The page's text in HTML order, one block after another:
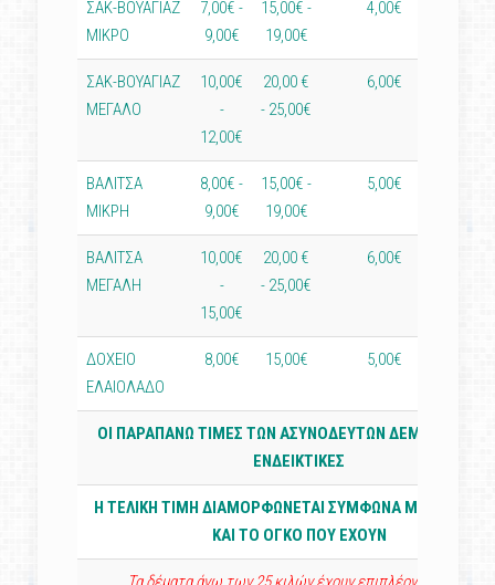
ΣΑΚ-ΒΟΥΑΓΙΑΖ
ΜΙΚΡΟ
7,00€ -
9,00€
15,00€ -
19,00€
4,00€
ΣΑΚ-ΒΟΥΑΓΙΑΖ
ΜΕΓΑΛΟ
10,00€
-
12,00€
20,00 €
- 25,00€
6,00€
ΒΑΛΙΤΣΑ
ΜΙΚΡΗ
8,00€ -
9,00€
15,00€ -
19,00€
5,00€
ΒΑΛΙΤΣΑ
ΜΕΓΑΛΗ
10,00€
-
15,00€
20,00 €
- 25,00€
6,00€
ΔΟΧΕΙΟ
ΕΛΑΙΟΛΑΔΟ
8,00€ 15,00€ 5,00€
ΟΙ ΠΑΡΑΠΑΝΩ ΤΙΜΕΣ ΤΩΝ ΑΣΥΝΟΔΕΥΤΩΝ ΔΕΜΑΤΩΝ
ΕΝΔΕΙΚΤΙΚΕΣ
Η ΤΕΛΙΚΗ ΤΙΜΗ ΔΙΑΜΟΡΦΩΝΕΤΑΙ ΣΥΜΦΩΝΑ ΜΕ ΤΟ
ΚΑΙ ΤΟ ΟΓΚΟ ΠΟΥ ΕΧΟΥΝ